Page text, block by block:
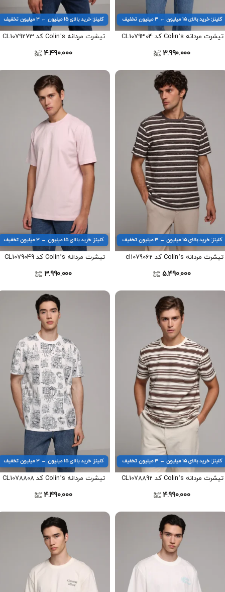
کلینز: خرید بالای ۱۵ میلیون ← ۳ میلیون تخفیف
تیشرت مردانه Colin’s کد CL1079304
3.990.000
کلینز: خرید بالای ۱۵ میلیون ← ۳ میلیون تخفیف
تیشرت مردانه Colin’s کد CL1079273
4.490.000
کلینز: خرید بالای ۱۵ میلیون ← ۳ میلیون تخفیف
تیشرت مردانه Colin’s کد cl1079062
5.490.000
کلینز: خرید بالای ۱۵ میلیون ← ۳ میلیون تخفیف
تیشرت مردانه Colin’s کد CL1079049
3.990.000
کلینز: خرید بالای ۱۵ میلیون ← ۳ میلیون تخفیف
تیشرت مردانه Colin’s کد CL1078892
4.990.000
کلینز: خرید بالای ۱۵ میلیون ← ۳ میلیون تخفیف
تیشرت مردانه Colin’s کد CL1078808
4.490.000